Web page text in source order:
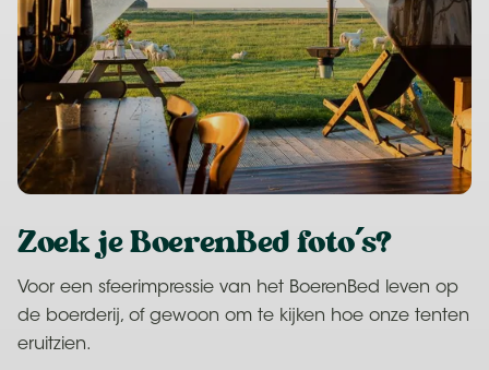
Zoek jeBoerenBed foto's?
Voor een sfeerimpressie van het BoerenBed leven op
de boerderij, of gewoon om te kijken hoe onze tenten
eruitzien.